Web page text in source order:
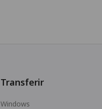
Transferir
Windows